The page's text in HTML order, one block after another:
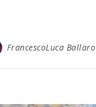
FrancescoLuca Ballaro